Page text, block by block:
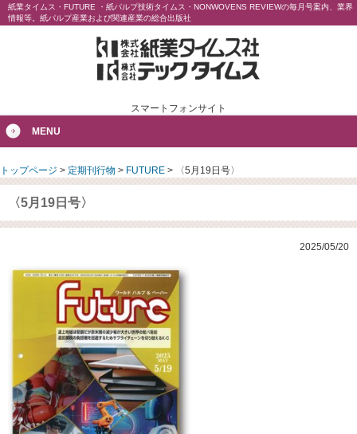
紙業タイムス・FUTURE ・紙パルプ技術タイムス・NONWOVENS REVIEWの毎月号案内、業界
情報等。紙パルプ産業および関連産業の総合出版社
スマートフォンサイト
MENU
トップページ > 定期刊行物 > FUTURE > 〈5月19日号〉
〈5月19日号〉
2025/05/20